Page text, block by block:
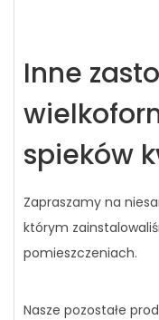
Inne
spieków
Zapraszamy na
którym
pomieszczeniach.
Nasze pozostałe